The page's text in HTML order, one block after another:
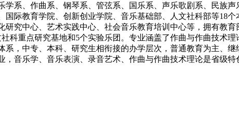
系、作曲系、钢琴系、管弦系、国乐系、声乐歌剧系、民族
际教育学院、创新创业学院、音乐基础部、人文社科部等18
究中心、艺术实践中心、社会音乐教育培训中心等，拥有教
科重点研究基地和5个实验乐团。专业涵盖了作曲与作曲技术
，中专、本科、研究生相衔接的办学层次，普通教育为主、
音乐学、音乐表演、录音艺术、作曲与作曲技术理论是省级